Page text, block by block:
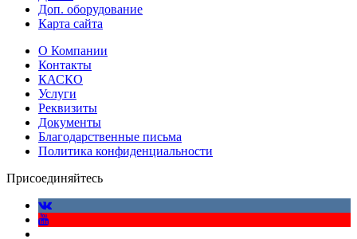
Доп. оборудование
Карта сайта
О Компании
Контакты
КАСКО
Услуги
Реквизиты
Документы
Благодарственные письма
Политика конфиденциальности
Присоединяйтесь